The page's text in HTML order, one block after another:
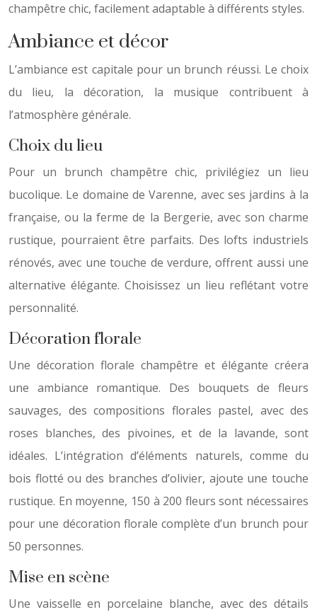
champêtre chic, facilement adaptable à différents styles.
Ambiance et décor
L’ambiance est capitale pour un brunch réussi. Le choix
du lieu, la décoration, la musique contribuent à
l’atmosphère générale.
Choix du lieu
Pour un brunch champêtre chic, privilégiez un lieu
bucolique. Le domaine de Varenne, avec ses jardins à la
française, ou la ferme de la Bergerie, avec son charme
rustique, pourraient être parfaits. Des lofts industriels
rénovés, avec une touche de verdure, offrent aussi une
alternative élégante. Choisissez un lieu reflétant votre
personnalité.
Décoration florale
Une décoration florale champêtre et élégante créera
une ambiance romantique. Des bouquets de fleurs
sauvages, des compositions florales pastel, avec des
roses blanches, des pivoines, et de la lavande, sont
idéales. L’intégration d’éléments naturels, comme du
bois flotté ou des branches d’olivier, ajoute une touche
rustique. En moyenne, 150 à 200 fleurs sont nécessaires
pour une décoration florale complète d’un brunch pour
50 personnes.
Mise en scène
Une vaisselle en porcelaine blanche, avec des détails